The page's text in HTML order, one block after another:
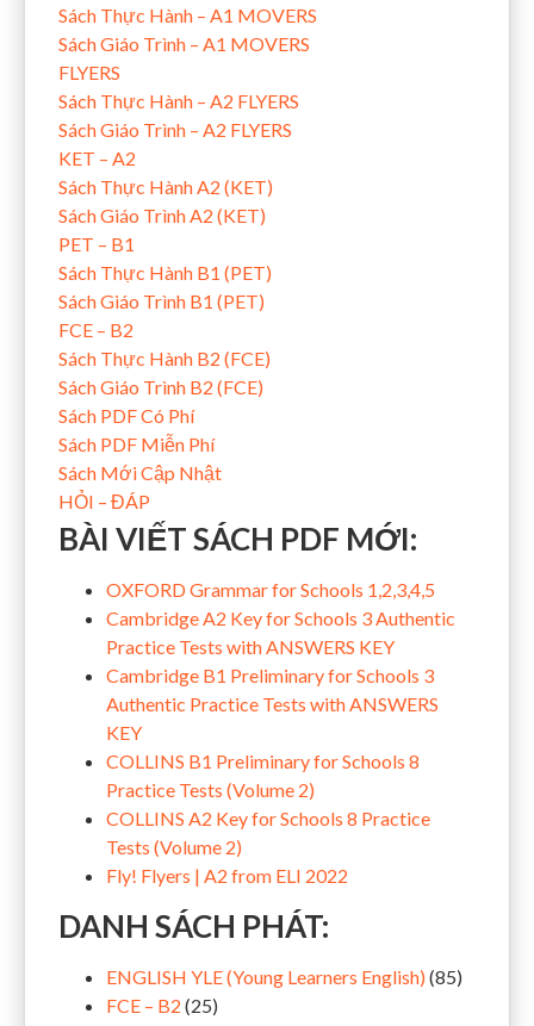
Sách Thực Hành – A1 MOVERS
Sách Giáo Trình – A1 MOVERS
FLYERS
Sách Thực Hành – A2 FLYERS
Sách Giáo Trình – A2 FLYERS
KET – A2
Sách Thực Hành A2 (KET)
Sách Giáo Trình A2 (KET)
PET – B1
Sách Thực Hành B1 (PET)
Sách Giáo Trình B1 (PET)
FCE – B2
Sách Thực Hành B2 (FCE)
Sách Giáo Trình B2 (FCE)
Sách PDF Có Phí
Sách PDF Miễn Phí
Sách Mới Cập Nhật
HỎI – ĐÁP
BÀI VIẾT SÁCH PDF MỚI:
OXFORD Grammar for Schools 1,2,3,4,5
Cambridge A2 Key for Schools 3 Authentic
Practice Tests with ANSWERS KEY
Cambridge B1 Preliminary for Schools 3
Authentic Practice Tests with ANSWERS
KEY
COLLINS B1 Preliminary for Schools 8
Practice Tests (Volume 2)
COLLINS A2 Key for Schools 8 Practice
Tests (Volume 2)
Fly! Flyers | A2 from ELI 2022
DANH SÁCH PHÁT:
ENGLISH YLE (Young Learners English) (85)
FCE – B2 (25)